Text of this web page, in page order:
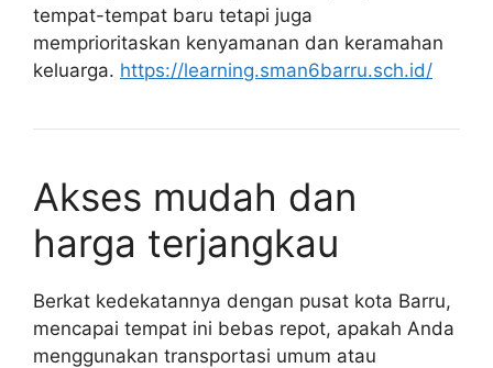
tempat-tempat baru tetapi juga
memprioritaskan kenyamanan dan keramahan
keluarga. https://learning.sman6barru.sch.id/
Akses mudah dan
harga terjangkau
Berkat kedekatannya dengan pusat kota Barru,
mencapai tempat ini bebas repot, apakah Anda
menggunakan transportasi umum atau